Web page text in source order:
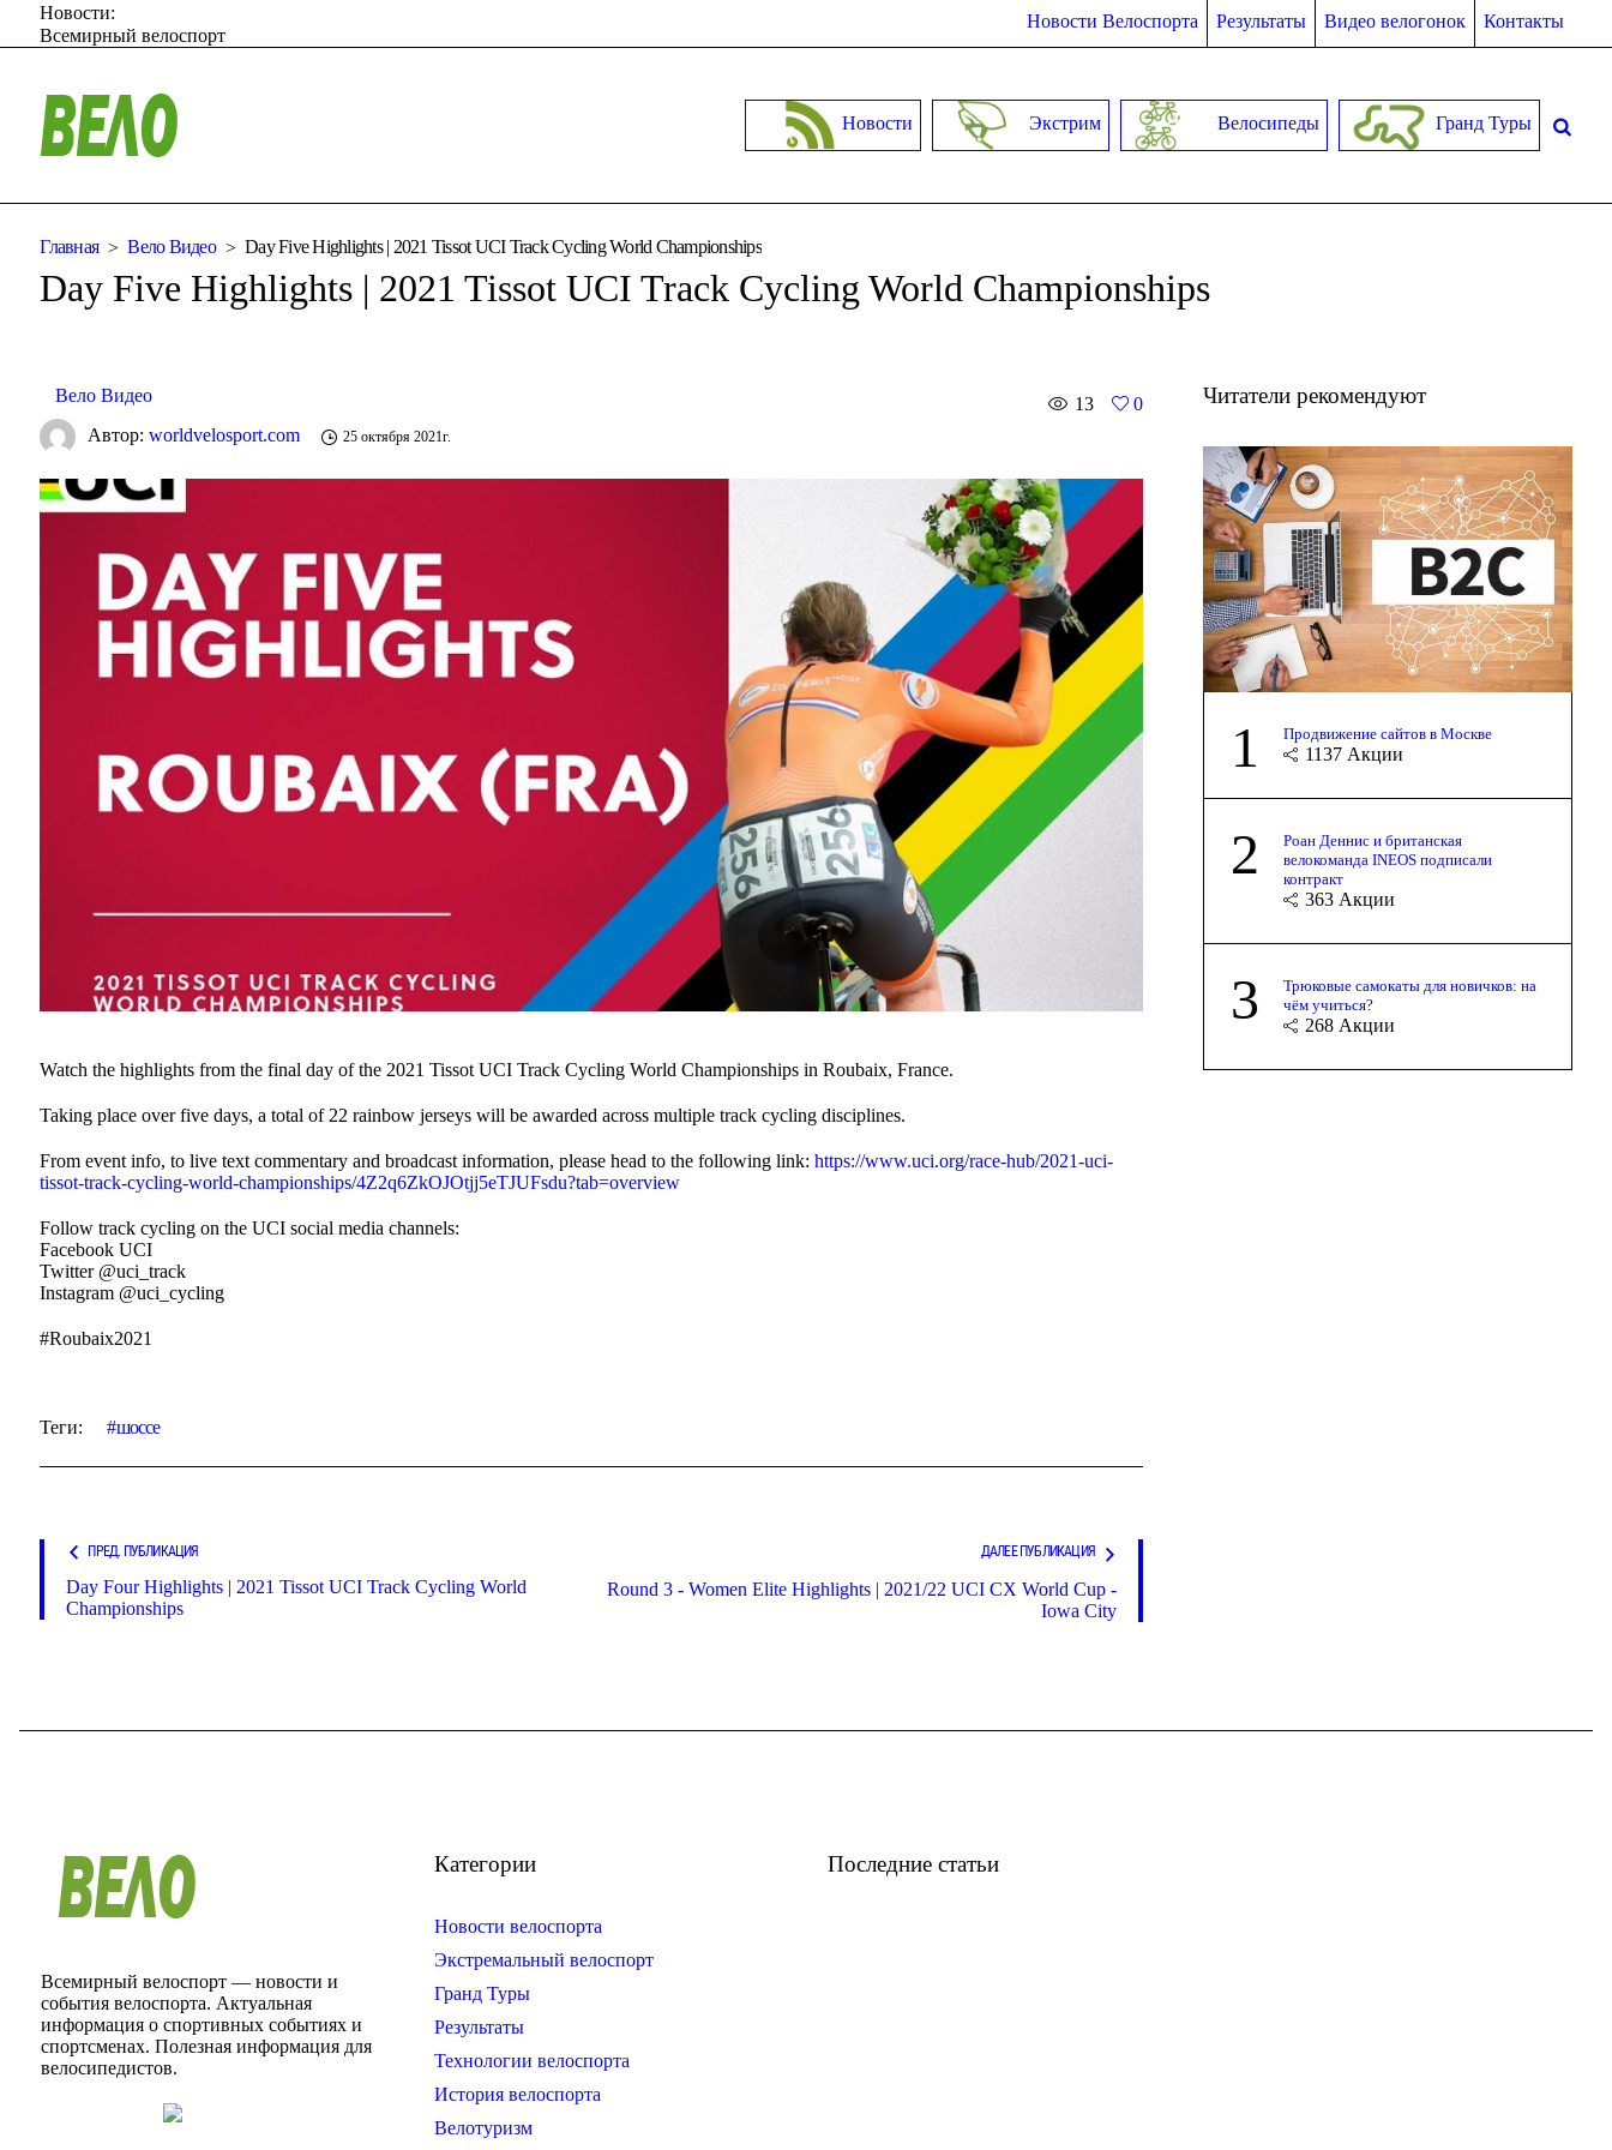
Новости Велоспорта Результаты Видео велогонок Контакты
Новости:
Всемирный велоспорт
Новости Экстрим Велосипеды Гранд Туры
Главная Вело Видео Day Five Highlights | 2021 Tissot UCI Track Cycling World Championships
Day Five Highlights | 2021 Tissot UCI Track Cycling World Championships
Вело Видео 13
0
Автор:worldvelosport.com 25 октября 2021г.
Watch the highlights from the final day of the 2021 Tissot UCI Track Cycling World Championships in Roubaix, France.
Taking place over five days, a total of 22 rainbow jerseys will be awarded across multiple track cycling disciplines.
From event info, to live text commentary and broadcast information, please head to the following link:https://www.uci.org/race-hub/2021-uci-
tissot-track-cycling-world-championships/4Z2q6ZkOJOtjj5eTJUFsdu?tab=overview
Follow track cycling on the UCI social media channels:
Facebook UCI
Twitter @uci_track
Instagram @uci_cycling
#Roubaix2021
Теги: шоссе
ПРЕД. ПУБЛИКАЦИЯ
Day Four Highlights | 2021 Tissot UCI Track Cycling World
Championships
ДАЛЕЕ ПУБЛИКАЦИЯ
Round 3 - Women Elite Highlights | 2021/22 UCI CX World Cup -
Iowa City
Читатели рекомендуют
1 Продвижение сайтов в Москве
1137 Акции
2
Роан Деннис и британская
велокоманда INEOS подписали
контракт
363 Акции
3
Трюковые самокаты для новичков: на
чём учиться?
268 Акции
Всемирный велоспорт — новости и
события велоспорта. Актуальная
информация о спортивных событиях и
спортсменах. Полезная информация для
велосипедистов.
Категории
Новости велоспорта
Экстремальный велоспорт
Гранд Туры
Результаты
Технологии велоспорта
История велоспорта
Велотуризм
Последние статьи